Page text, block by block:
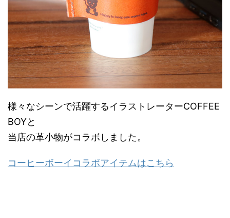
様々なシーンで活躍するイラストレーターCOFFEE
BOYと
当店の革小物がコラボしました。
コーヒーボーイコラボアイテムはこちら